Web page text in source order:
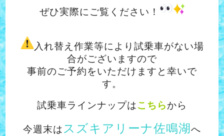
ぜひ実際にご覧ください！
入れ替え作業等により試乗車がない場
合がございますので
事前のご予約をいただけますと幸いで
す。
試乗車ラインナップはこちらから
今週末は スズキアリーナ佐鳴湖へ